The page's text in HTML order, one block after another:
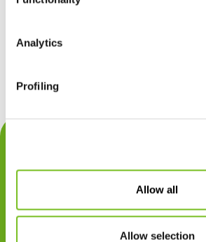
Analytics
Profiling
Allow all
Allow selection
cilinders te vullen om buitenshuis te
systemen zijn zowel cilinders met
cilinders met continue dosering
Privacy